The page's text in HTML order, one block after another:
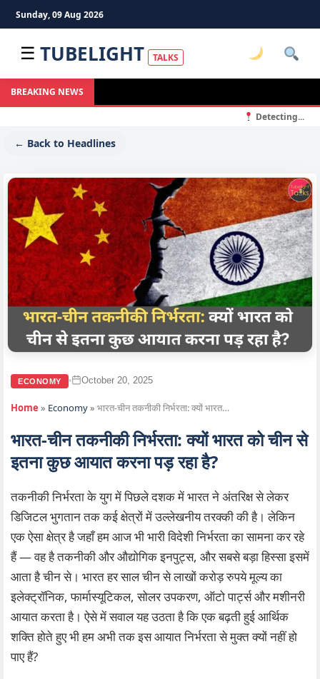
Sunday, 09 Aug 2026
☰ TUBELIGHT TALKS
BREAKING NEWS
Detecting...
← Back to Headlines
ECONOMY • October 20, 2025
Home » Economy» भारत‑चीन तकनीकी निर्भरता: क्यों भारत…
भारत‑चीन तकनीकी निर्भरता: क्यों भारत को चीन से
इतना कुछ आयात करना पड़ रहा है?
तकनीकी निर्भरता के युग में पिछले दशक में भारत ने अंतरिक्ष से लेकर
डिजिटल भुगतान तक कई क्षेत्रों में उल्लेखनीय तरक्की की है। लेकिन
एक ऐसा क्षेत्र है जहाँ हम आज भी भारी विदेशी निर्भरता का सामना कर रहे
हैं — वह है तकनीकी और औद्योगिक इनपुट्स, और सबसे बड़ा हिस्सा इसमें
आता है चीन से। भारत हर साल चीन से लाखों करोड़ रुपये मूल्य का
इलेक्ट्रॉनिक, फार्मास्यूटिकल, सोलर उपकरण, ऑटो पार्ट्स और मशीनरी
आयात करता है। ऐसे में सवाल यह उठता है कि एक बढ़ती हुई आर्थिक
शक्ति होते हुए भी हम अभी तक इस आयात निर्भरता से मुक्त क्यों नहीं हो
पाए हैं?